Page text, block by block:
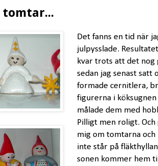
Det fanns en tid när
julpysslade.
kvar trots att det nog
sedan jag senast satt
formade cernitlera,
figurerna i köksugnen
målade dem med
Pilligt men roligt. Och
mig om tomtarna och
inte står på
sonen kommer hem